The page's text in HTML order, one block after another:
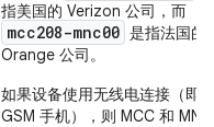
指美国的 Verizon 公司，而
mcc208-mnc00 是指法国的
Orange 公司。
如果设备使用无线电连接（即
GSM 手机），则 MCC 和 MNC